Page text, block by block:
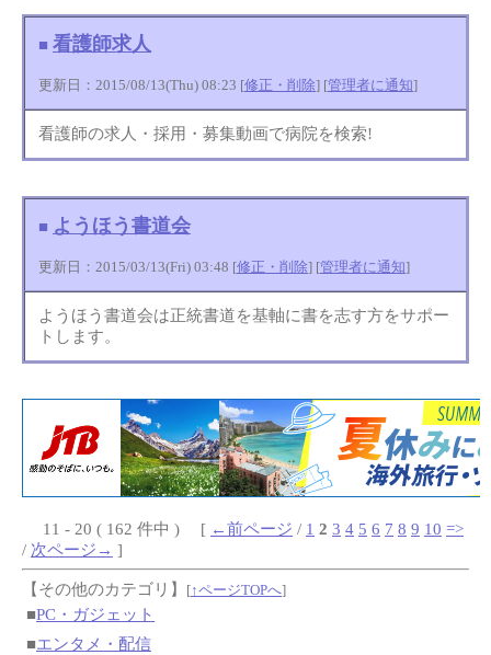
■ 看護師求人
更新日：2015/08/13(Thu) 08:23 [修正・削除] [管理者に通知]
看護師の求人・採用・募集動画で病院を検索!
■ ようほう書道会
更新日：2015/03/13(Fri) 03:48 [修正・削除] [管理者に通知]
ようほう書道会は正統書道を基軸に書を志す方をサポー
トします。
11 - 20 ( 162 件中 ) [ ←前ページ / 1 2 3 4 5 6 7 8 9 10 =>
/ 次ページ→ ]
【その他のカテゴリ】 [↑ページTOPへ]
■PC・ガジェット
■エンタメ・配信